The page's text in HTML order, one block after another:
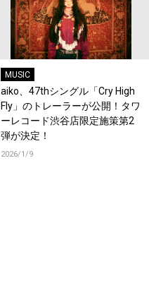
MUSIC
aiko、47thシングル「Cry High
Fly」のトレーラーが公開！タワ
ーレコード渋谷店限定施策第2
弾が決定！
2026/1/9